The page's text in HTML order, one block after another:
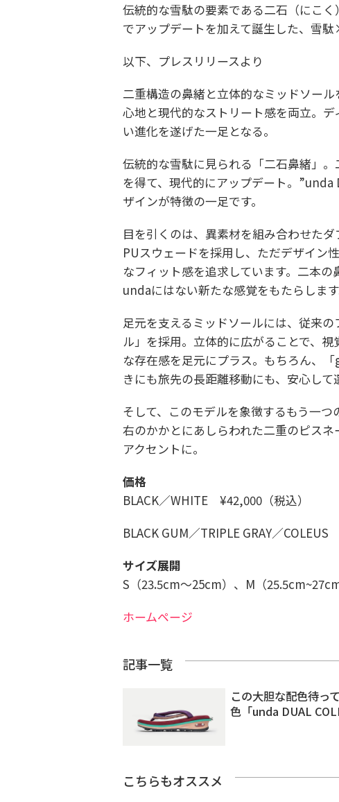
伝統的な雪駄の要素である二石（にこ
でアップデートを加えて誕生した、雪
以下、プレスリリースより
二重構造の鼻緒と立体的なミッドソー
心地と現代的なストリート感を両立。
い進化を遂げた一足となる。
伝統的な雪駄に見られる「二石鼻緒」
を得て、現代的にアップデート。
ザインが特徴の一足です。
目を引くのは、異素材を組み合わせた
PUスウェードを採用し、ただデザイン
なフィット感を追求しています。二本
undaにはない新たな感覚をもたらします
足元を支えるミッドソールには、従来
ル」を採用。立体的に広がることで、
な存在感を足元にプラス。もちろん、
きにも旅先の長距離移動にも、安心して
そして、このモデルを象徴するもう一
右のかかとにあしらわれた二重のピス
アクセントに。
価格
BLACK／WHITE ¥42,000（税込）
BLACK GUM／TRIPLE GRAY／COLEUS
サイズ展開
S（23.5cm〜25cm）、M（
ホームページ
記事一覧
この大胆な配色待っ
色「unda DUAL
こちらもオススメ